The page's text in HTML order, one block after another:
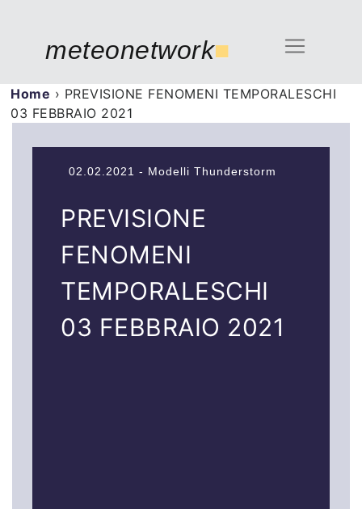
meteonetwork■
Home › PREVISIONE FENOMENI TEMPORALESCHI
03 FEBBRAIO 2021
02.02.2021 - Modelli Thunderstorm
PREVISIONE
FENOMENI
TEMPORALESCHI
03 FEBBRAIO 2021